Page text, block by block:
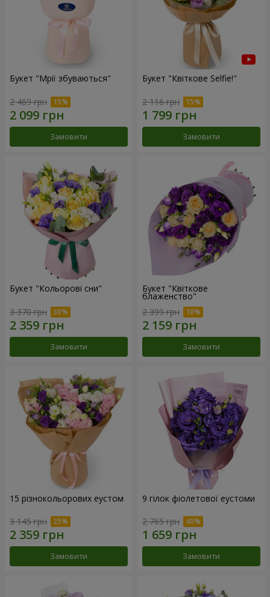
Букет "Мрії збуваються"
2 469 грн
Замовити
Букет "Квіткове Selfie!"
2 116 грн
Замовити
Букет "Кольорові сни"
3 370 грн
Замовити
Букет "Квіткове
блаженство"
2 399 грн
Замовити
15 різнокольорових еустом
3 145 грн
Замовити
9 гілок фіолетової еустоми
2 765 грн
Замовити